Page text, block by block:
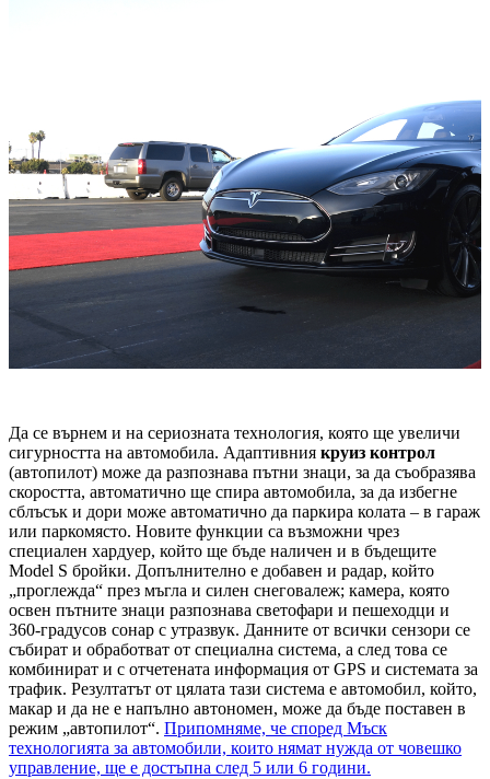
Да се върнем и на сериозната технология, която ще увеличи
сигурността на автомобила. Адаптивния круиз контрол
(автопилот) може да разпознава пътни знаци, за да съобразява
скоростта, автоматично ще спира автомобила, за да избегне
сблъсък и дори може автоматично да паркира колата – в гараж
или паркомясто. Новите функции са възможни чрез
специален хардуер, който ще бъде наличен и в бъдещите
Model S бройки. Допълнително е добавен и радар, който
„проглежда“ през мъгла и силен снеговалеж; камера, която
освен пътните знаци разпознава светофари и пешеходци и
360-градусов сонар с утразвук. Данните от всички сензори се
събират и обработват от специална система, а след това се
комбинират и с отчетената информация от GPS и системата за
трафик. Резултатът от цялата тази система е автомобил, който,
макар и да не е напълно автономен, може да бъде поставен в
режим „автопилот“. Припомняме, че според Мъск
технологията за автомобили, които нямат нужда от човешко
управление, ще е достъпна след 5 или 6 години.